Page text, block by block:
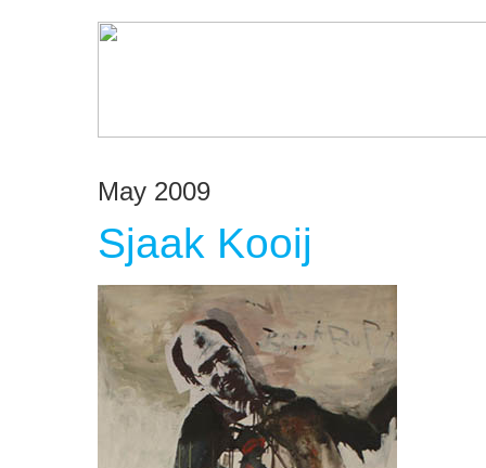
May 2009
Sjaak Kooij